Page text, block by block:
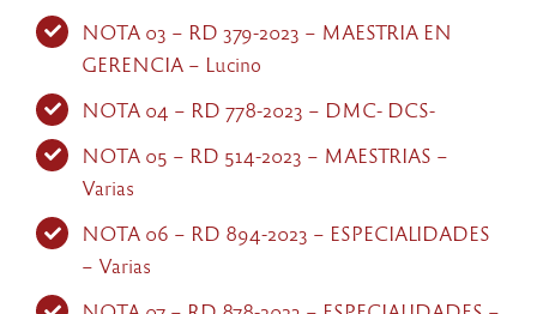
NOTA 03 – RD 379-2023 – MAESTRIA EN
GERENCIA – Lucino
NOTA 04 – RD 778-2023 – DMC- DCS-
NOTA 05 – RD 514-2023 – MAESTRIAS –
Varias
NOTA 06 – RD 894-2023 – ESPECIALIDADES
– Varias